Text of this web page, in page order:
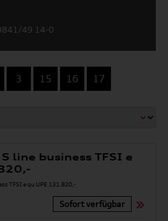
49 14-0
3 15 16 17
line business TFSI e
Sofort verfügbar